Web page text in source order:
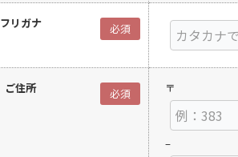
フリガナ 必須
ご住所 必須 〒
–